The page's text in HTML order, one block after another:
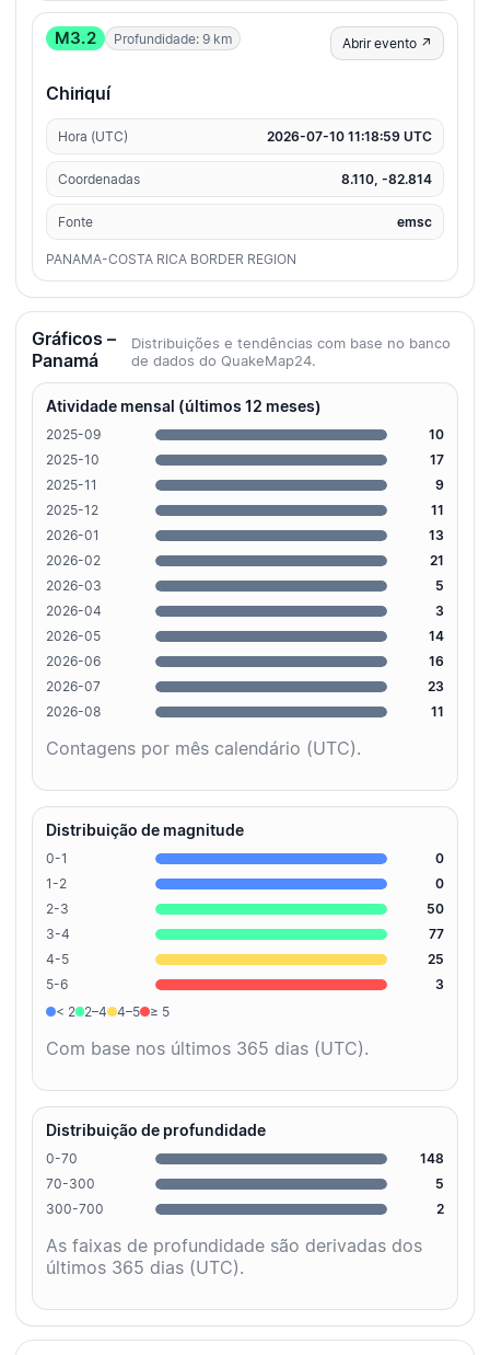
M3.2 Profundidade: 9 km Abrir evento ↗
Chiriquí
Hora (UTC) 2026-07-10 11:18:59 UTC
Coordenadas 8.110, -82.814
Fonte emsc
PANAMA-COSTA RICA BORDER REGION
Gráficos –
Panamá
Distribuições e tendências com base no banco
de dados do QuakeMap24.
Atividade mensal (últimos 12 meses)
2025-09
10
2025-10
17
2025-11
9
2025-12
11
2026-01
13
2026-02
21
2026-03
5
2026-04
3
2026-05
14
2026-06
16
2026-07
23
2026-08
11
Contagens por mês calendário (UTC).
Distribuição de magnitude
0-1
0
1-2
0
2-3
50
3-4
77
4-5
25
5-6
3
< 2
2–4 4–5 ≥ 5
Com base nos últimos 365 dias (UTC).
Distribuição de profundidade
0-70
148
70-300
5
300-700
2
As faixas de profundidade são derivadas dos
últimos 365 dias (UTC).